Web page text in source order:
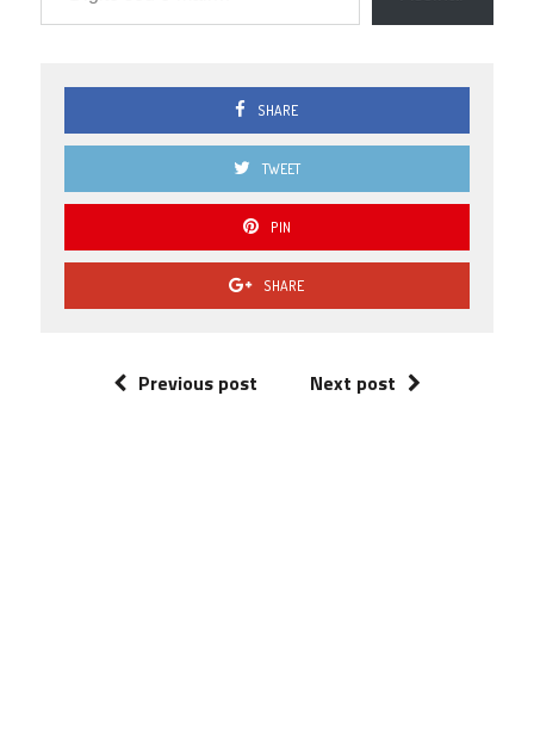
SHARE
TWEET
PIN
SHARE
Previous post Next post